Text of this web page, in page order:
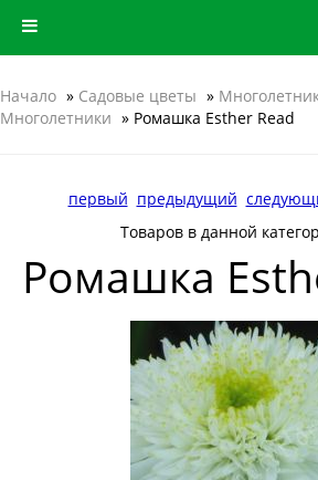
Начало » Садовые цветы »
Многолетники » Ромашка Esther Read
первый предыдущий
Товаров в данной
Ромашка